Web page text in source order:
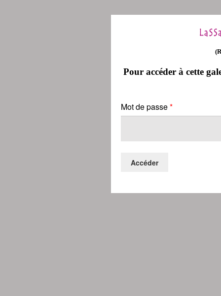
Pour accéder à cette
Mot de passe*
Accéder